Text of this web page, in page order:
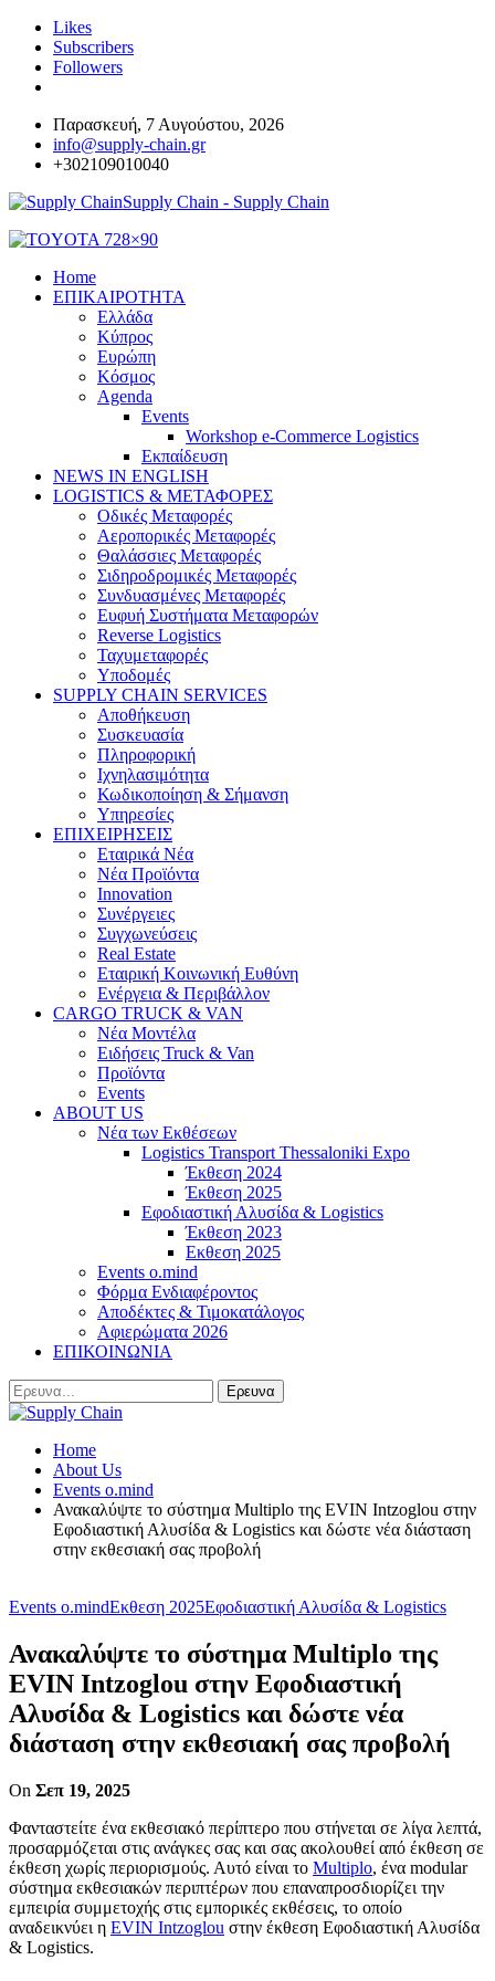
Likes
Subscribers
Followers
Παρασκευή, 7 Αυγούστου, 2026
info@supply-chain.gr
+302109010040
Supply Chain - Supply Chain
Home
ΕΠΙΚΑΙΡΟΤΗΤΑ
Ελλάδα
Κύπρος
Ευρώπη
Κόσμος
Agenda
Events
Workshop e-Commerce Logistics
Εκπαίδευση
NEWS IN ENGLISH
LOGISTICS & ΜΕΤΑΦΟΡΕΣ
Οδικές Μεταφορές
Αεροπορικές Μεταφορές
Θαλάσσιες Μεταφορές
Σιδηροδρομικές Μεταφορές
Συνδυασμένες Μεταφορές
Ευφυή Συστήματα Μεταφορών
Reverse Logistics
Ταχυμεταφορές
Υποδομές
SUPPLY CHAIN SERVICES
Αποθήκευση
Συσκευασία
Πληροφορική
Ιχνηλασιμότητα
Κωδικοποίηση & Σήμανση
Υπηρεσίες
ΕΠΙΧΕΙΡΗΣΕΙΣ
Εταιρικά Νέα
Νέα Προϊόντα
Innovation
Συνέργειες
Συγχωνεύσεις
Real Estate
Εταιρική Κοινωνική Ευθύνη
Ενέργεια & Περιβάλλον
CARGO TRUCK & VAN
Νέα Μοντέλα
Ειδήσεις Truck & Van
Προϊόντα
Events
ABOUT US
Νέα των Εκθέσεων
Logistics Transport Thessaloniki Expo
Έκθεση 2024
Έκθεση 2025
Εφοδιαστική Αλυσίδα & Logistics
Έκθεση 2023
Εκθεση 2025
Events o.mind
Φόρμα Ενδιαφέροντος
Αποδέκτες & Τιμοκατάλογος
Αφιερώματα 2026
ΕΠΙΚΟΙΝΩΝΙΑ
Home
About Us
Events o.mind
Ανακαλύψτε το σύστημα Multiplo της EVIN Intzoglou στην
Εφοδιαστική Αλυσίδα & Logistics και δώστε νέα διάσταση
στην εκθεσιακή σας προβολή
Events o.mindΕκθεση 2025Εφοδιαστική Αλυσίδα & Logistics
Ανακαλύψτε το σύστημα Multiplo της
EVIN Intzoglou στην Εφοδιαστική
Αλυσίδα & Logistics και δώστε νέα
διάσταση στην εκθεσιακή σας προβολή
On Σεπ 19, 2025
Φανταστείτε ένα εκθεσιακό περίπτερο που στήνεται σε λίγα λεπτά,
προσαρμόζεται στις ανάγκες σας και σας ακολουθεί από έκθεση σε
έκθεση χωρίς περιορισμούς. Αυτό είναι το Multiplo, ένα modular
σύστημα εκθεσιακών περιπτέρων που επαναπροσδιορίζει την
εμπειρία συμμετοχής στις εμπορικές εκθέσεις, το οποίο
αναδεικνύει η EVIN Intzoglou στην έκθεση Εφοδιαστική Αλυσίδα
& Logistics.